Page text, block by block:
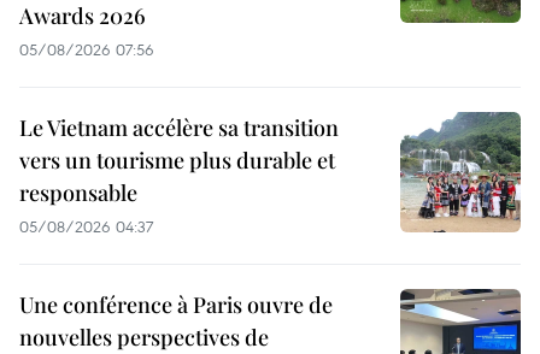
Awards 2026
05/08/2026 07:56
Le Vietnam accélère sa transition
vers un tourisme plus durable et
responsable
05/08/2026 04:37
Une conférence à Paris ouvre de
nouvelles perspectives de